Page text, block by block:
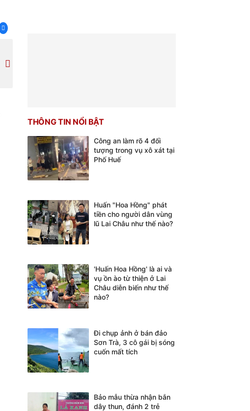
THÔNG TIN NỔI BẬT
Công an làm rõ 4 đối
tượng trong vụ xô xát tại
Phố Huế
Huấn "Hoa Hồng" phát
tiền cho người dân vùng
lũ Lai Châu như thế nào?
'Huấn Hoa Hồng' là ai và
vụ ồn ào từ thiện ở Lai
Châu diễn biến như thế
nào?
Đi chụp ảnh ở bán đảo
Sơn Trà, 3 cô gái bị sóng
cuốn mất tích
Bảo mẫu thừa nhận bắn
dây thun, đánh 2 trẻ